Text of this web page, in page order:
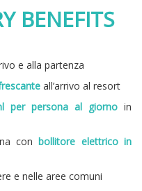
BENEFITS
e alla partenza
all’arrivo al resort
per persona al giorno in
conbollitore elettrico in
e nelle aree comuni